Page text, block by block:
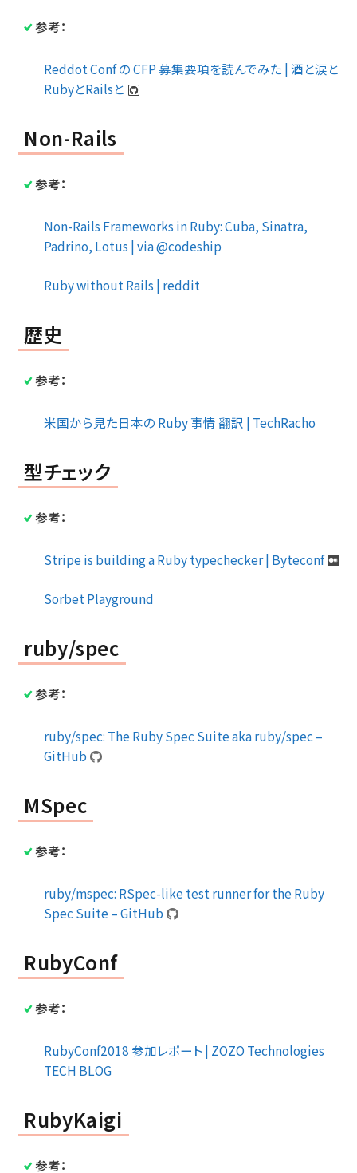
参考：
Reddot Conf の CFP 募集要項を読んでみた | 酒と涙と
RubyとRailsと
Non-Rails
参考：
Non-Rails Frameworks in Ruby: Cuba, Sinatra,
Padrino, Lotus | via @codeship
Ruby without Rails | reddit
歴史
参考：
米国から見た日本の Ruby 事情 翻訳 | TechRacho
型チェック
参考：
Stripe is building a Ruby typechecker | Byteconf
Sorbet Playground
ruby/spec
参考：
ruby/spec: The Ruby Spec Suite aka ruby/spec –
GitHub
MSpec
参考：
ruby/mspec: RSpec-like test runner for the Ruby
Spec Suite – GitHub
RubyConf
参考：
RubyConf2018 参加レポート | ZOZO Technologies
TECH BLOG
RubyKaigi
参考：